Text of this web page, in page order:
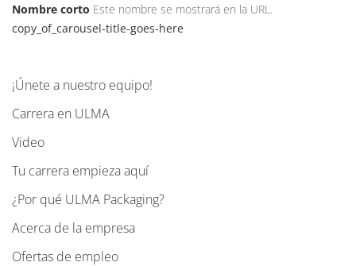
Nombre corto Este nombre se mostrará en la URL.
copy_of_carousel-title-goes-here
N
a
e
g
c
i
ó
¡Únete a nuestro equipo!
Carrera en ULMA
Video
Tu carrera empieza aquí
¿Por qué ULMA Packaging?
Acerca de la empresa
Ofertas de empleo